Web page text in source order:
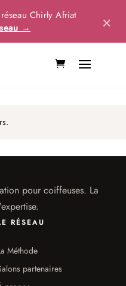
Chirly Afriat
→
×
pour coiffeuses. La
RÉSEAU
Méthode
partenaires